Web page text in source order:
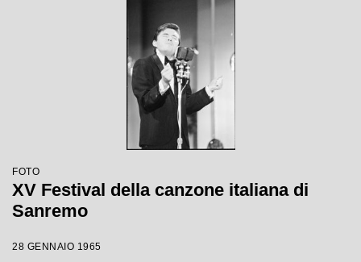
FOTO
XV Festival della canzone italiana di
Sanremo
28 GENNAIO 1965